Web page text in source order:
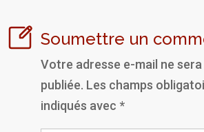
Soumettre un
Votre adresse e-mail ne sera
publiée. Les champs
indiqués avec *